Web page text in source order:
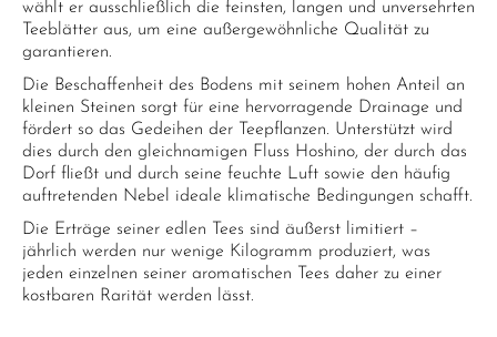
wählt er ausschließlich die feinsten, langen und unversehrten
Teeblätter aus, um eine außergewöhnliche Qualität zu
garantieren.
Die Beschaffenheit des Bodens mit seinem hohen Anteil an
kleinen Steinen sorgt für eine hervorragende Drainage und
fördert so das Gedeihen der Teepflanzen. Unterstützt wird
dies durch den gleichnamigen Fluss Hoshino, der durch das
Dorf fließt und durch seine feuchte Luft sowie den häufig
auftretenden Nebel ideale klimatische Bedingungen schafft.
Die Erträge seiner edlen Tees sind äußerst limitiert –
jährlich werden nur wenige Kilogramm produziert, was
jeden einzelnen seiner aromatischen Tees daher zu einer
kostbaren Rarität werden lässt.